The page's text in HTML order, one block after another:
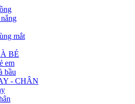
mắt
BÉ
em
bầu
- CHÂN